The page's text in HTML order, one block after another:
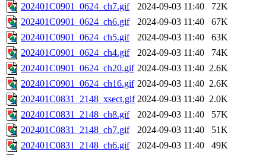
202401C0901_0624_ch7.gif
2024-09-03 11:40
72K
202401C0901_0624_ch6.gif
2024-09-03 11:40
67K
202401C0901_0624_ch5.gif
2024-09-03 11:40
63K
202401C0901_0624_ch4.gif
2024-09-03 11:40
74K
202401C0901_0624_ch20.gif 2024-09-03 11:40 2.6K
202401C0901_0624_ch16.gif 2024-09-03 11:40 2.6K
202401C0831_2148_xsect.gif 2024-09-03 11:40 2.0K
202401C0831_2148_ch8.gif
2024-09-03 11:40
57K
202401C0831_2148_ch7.gif
2024-09-03 11:40
51K
202401C0831_2148_ch6.gif
2024-09-03 11:40
49K